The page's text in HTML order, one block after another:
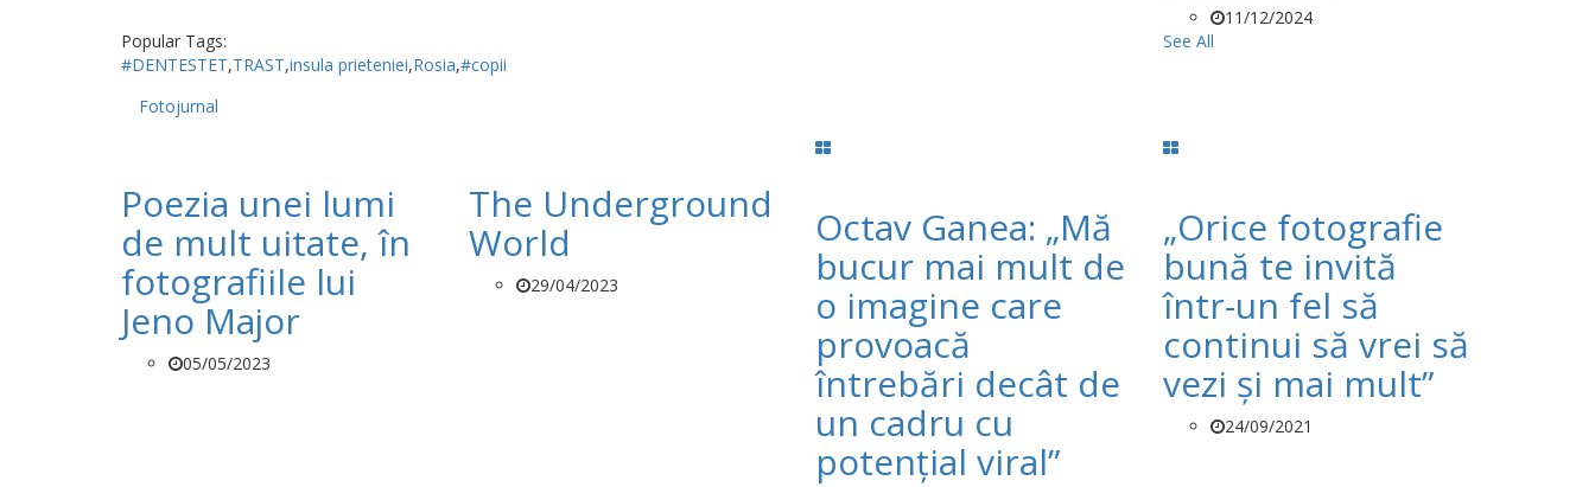
11/12/2024
Popular Tags:
#DENTESTET,TRAST,insula prieteniei,Rosia,#copii
See All
Fotojurnal
Poezia unei lumi
de mult uitate, în
fotografiile lui
Jeno Major
05/05/2023
The Underground
World
29/04/2023
Octav Ganea: „Mă
bucur mai mult de
o imagine care
provoacă
întrebări decât de
un cadru cu
potenţial viral”
„Orice fotografie
bună te invită
într-un fel să
continui să vrei să
vezi și mai mult”
24/09/2021